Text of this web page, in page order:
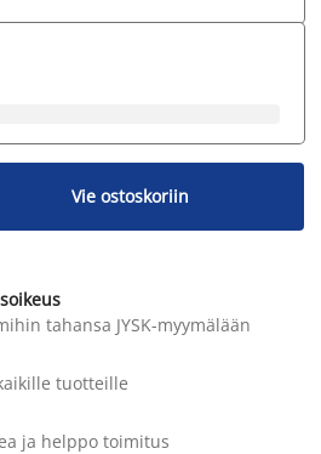
Vie ostoskoriin
tahansa JYSK-myymälään
tuotteille
ja helppo toimitus